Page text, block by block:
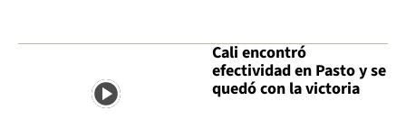
Cali encontró
efectividad en Pasto y se
quedó con la victoria